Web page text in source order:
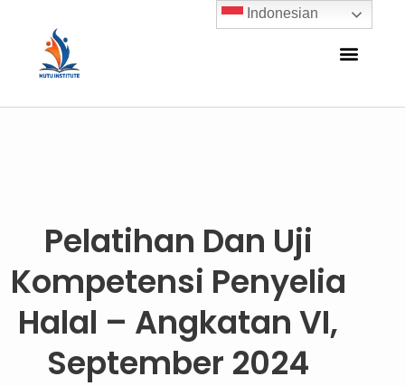
Pelatihan Dan Uji
Kompetensi Penyelia
Halal – Angkatan VI,
September 2024
Indonesian